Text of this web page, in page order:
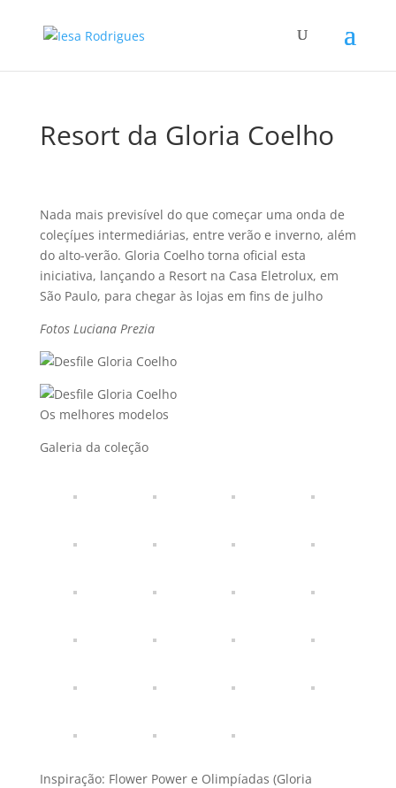
Resort da Gloria Coelho
Nada mais previsí­vel do que começar uma onda de
coleçíµes intermediárias, entre verão e inverno, além
do alto-verão. Gloria Coelho torna oficial esta
iniciativa, lançando a Resort na Casa Eletrolux, em
São Paulo, para chegar às lojas em fins de julho
Fotos Luciana Prezia
Os melhores modelos
Galeria da coleção
Inspiração: Flower Power e Olimpí­adas (Gloria